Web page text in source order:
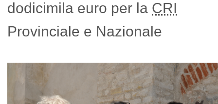
dodicimila euro per la CRI
Provinciale e Nazionale